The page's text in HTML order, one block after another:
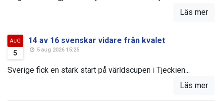
Läs mer
AUG
5
14 av 16 svenskar vidare från kvalet
5 aug 2026 15:25
Sverige fick en stark start på världscupen i Tjeckien...
Läs mer